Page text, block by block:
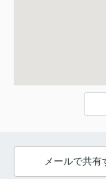
メールで共有